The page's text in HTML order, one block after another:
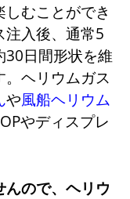
むことができ
注入後、通常5
30日間形状を維
ヘリウムガス
や風船ヘリウム
やディスプレ
んので、ヘリウ